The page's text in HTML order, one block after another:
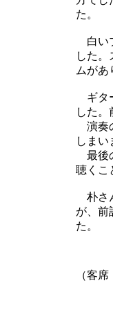
た。
白い
した
ムがあ
ギタ
した
演奏
しま
最後
聴くこ
朴さ
が、前
た。
（客席